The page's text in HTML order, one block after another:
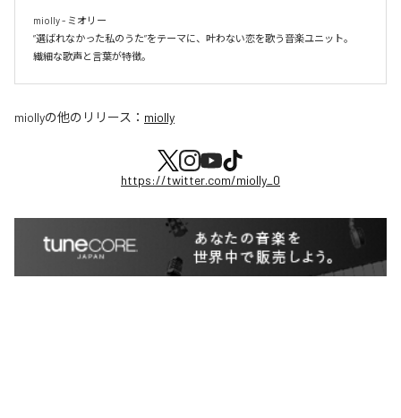
miolly - ミオリー
”選ばれなかった私のうた”をテーマに、叶わない恋を歌う音楽ユニット。
miollyの他のリリース： miolly
https://twitter.com/miolly_0